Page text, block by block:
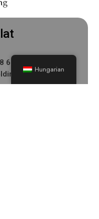
69
Hungarian